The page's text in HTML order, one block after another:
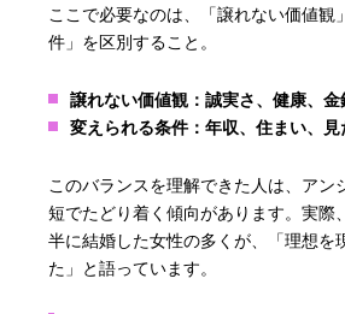
ここで必要なのは、「譲れない価値観
件」を区別すること。
譲れない価値観：誠実さ、健康、
変えられる条件：年収、住まい、見
このバランスを理解できた人は、アン
短でたどり着く傾向があります。実際
半に結婚した女性の多くが、「理想を
た」と語っています。